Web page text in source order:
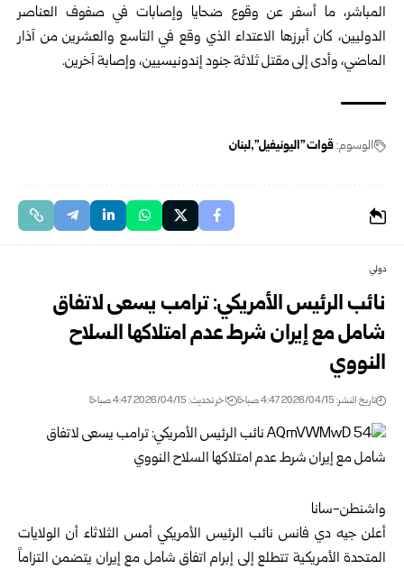
المباشر، ما أسفر عن وقوع ضحايا وإصابات في صفوف العناصر
الدوليين، كان أبرزها الاعتداء الذي وقع في التاسع والعشرين من آذار
الماضي، وأدى إلى مقتل ثلاثة جنود إندونيسيين، وإصابة آخرين.
الوسوم:قوات "اليونيفيل" لبنان
دولي
نائب الرئيس الأمريكي: ترامب يسعى لاتفاق
شامل مع إيران شرط عدم امتلاكها السلاح
النووي
تاريخ النشر: 2026/04/15 4:47 صباحًا اخر تحديث: 2026/04/15 4:47 صباحًا
واشنطن-سانا
أعلن جيه دي فانس نائب الرئيس الأمريكي أمس الثلاثاء أن الولايات
المتحدة الأمريكية تتطلع إلى إبرام اتفاق شامل مع إيران يتضمن التزاماً